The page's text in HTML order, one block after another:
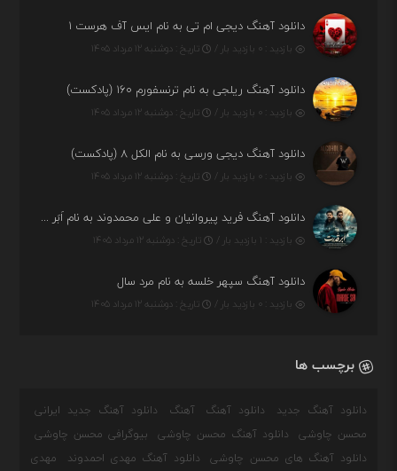
دانلود آهنگ دیجی ام تی به نام ایس آف هرست ۱
بازدید : ۰ بازدید بار / تاریخ : دوشنبه ۱۲ مرداد ۱۴۰۵
دانلود آهنگ ریلجی به نام ترنسفورم ۱۶۰ (پادکست)
بازدید : ۰ بازدید بار / تاریخ : دوشنبه ۱۲ مرداد ۱۴۰۵
دانلود آهنگ دیجی ورسی به نام الکل ۸ (پادکست)
بازدید : ۰ بازدید بار / تاریخ : دوشنبه ۱۲ مرداد ۱۴۰۵
دانلود آهنگ فرید پیروانیان و علی محمدوند به نام اَبَر قدرت
بازدید : ۱ بازدید بار / تاریخ : دوشنبه ۱۲ مرداد ۱۴۰۵
دانلود آهنگ سپهر خلسه به نام مرد سال
بازدید : ۰ بازدید بار / تاریخ : دوشنبه ۱۲ مرداد ۱۴۰۵
برچسب ها
دانلود آهنگ جدید دانلود آهنگ آهنگ
دانلود آهنگ جدید ایرانی
محسن چاوشی
دانلود آهنگ محسن چاوشی
بیوگرافی محسن چاوشی
دانلود آهنگ های محسن چاوشی
دانلود آهنگ مهدی احمدوند مهدی